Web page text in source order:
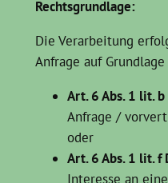
Rechtsgrundlage:
Die Verarbeitung
Anfrage auf Grundlage
Art. 6 Abs. 1 lit. b
Anfrage /
oder
Art. 6 Abs. 1 lit. f
Interesse an